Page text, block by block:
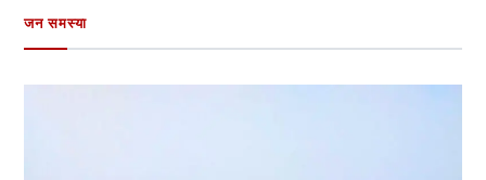
जन समस्या